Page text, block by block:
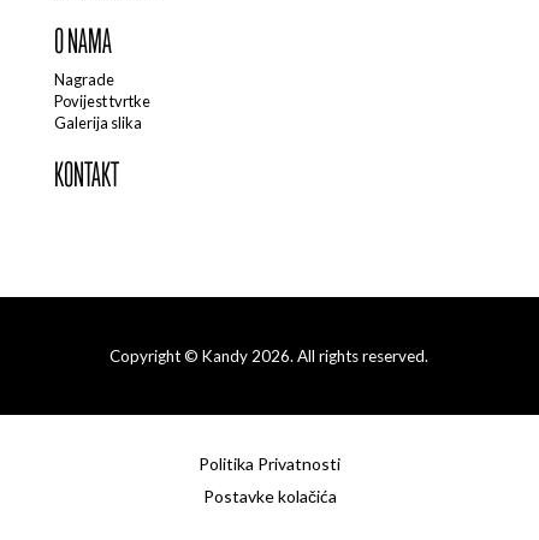
O NAMA
Nagrade
Povijest tvrtke
Galerija slika
KONTAKT
Copyright © Kandy 2026. All rights reserved.
Politika Privatnosti
Postavke kolačića